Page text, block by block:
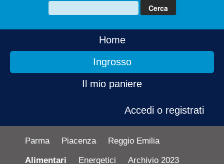
Home
Ingrosso
Il mio paniere
Accedi o registrati
Parma Piacenza Reggio Emilia
Alimentari Energetici Archivio 2023